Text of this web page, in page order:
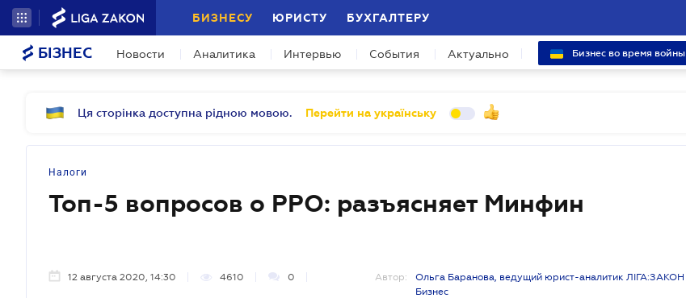
БИЗНЕСУ ЮРИСТУ БУХГАЛТЕРУ
БІЗНЕС Новости Аналитика Интервью События Актуально Бизнес во время войны
Ця сторінка доступна рідною мовою. Перейти на українську
Налоги
Топ-5 вопросов о РРО: разъясняет Минфин
12 августа 2020, 14:30 4610 0 Автор:
Ольга Баранова, ведущий юрист-аналитик ЛІГА:ЗАКОН
Бизнес